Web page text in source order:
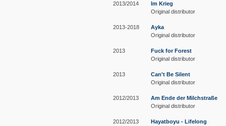
2013/2014
Im Krieg
Original distributor
2013-2018
Ayka
Original distributor
2013
Fuck for Forest
Original distributor
2013
Can't Be Silent
Original distributor
2012/2013
Am Ende der Milchstraße
Original distributor
2012/2013
Hayatboyu - Lifelong